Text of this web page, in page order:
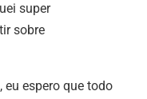
super
sobre
espero que todo